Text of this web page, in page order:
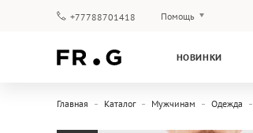
+77788701418 Помощь
НОВИНКИ
Главная Каталог Мужчинам Одежда